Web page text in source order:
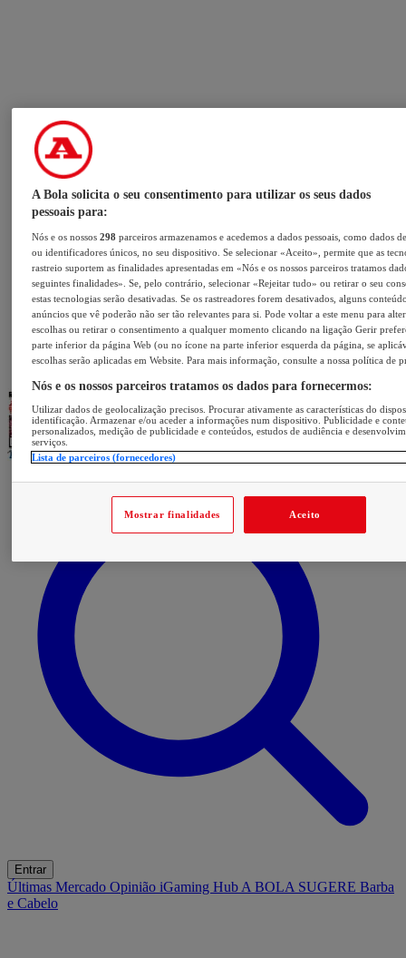
Entrar
Últimas Mercado Opinião iGaming Hub A BOLA SUGERE Barba
e Cabelo
A Bola solicita o seu consentimento para utilizar os seus dados
pessoais para:
Nós e os nossos298 parceiros armazenamos e acedemos a dados pessoais, como dados
ou identificadores únicos, no seu dispositivo. Se selecionar «Aceito», permite que as
rastreio suportem as finalidades apresentadas em «Nós e os nossos parceiros tratamos
seguintes finalidades». Se, pelo contrário, selecionar «Rejeitar tudo» ou retirar o seu
estas tecnologias serão desativadas. Se os rastreadores forem desativados, alguns
anúncios que vê poderão não ser tão relevantes para si. Pode voltar a este menu para
escolhas ou retirar o consentimento a qualquer momento clicando na ligação Gerir
parte inferior da página Web (ou no ícone na parte inferior esquerda da página, se
escolhas serão aplicadas em Website. Para mais informação, consulte a nossa política de
Nós e os nossos parceiros tratamos os dados para fornecermos:
Utilizar dados de geolocalização precisos. Procurar ativamente as características do
identificação. Armazenar e/ou aceder a informações num dispositivo. Publicidade e
personalizados, medição de publicidade e conteúdos, estudos de audiência e
serviços.
Lista de parceiros (fornecedores)
Mostrar finalidades Aceito